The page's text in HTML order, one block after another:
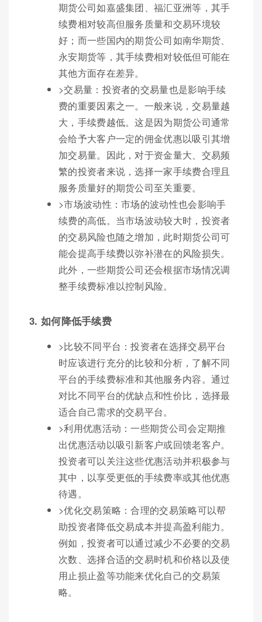
期货公司如嘉盛集团、福汇亚洲等，其手
续费相对较高但服务质量和交易环境较
好；而一些国内的期货公司如南华期货、
永安期货等，其手续费相对较低但可能在
其他方面存在差异。
>交易量：投资者的交易量也是影响手续
费的重要因素之一。一般来说，交易量越
大，手续费越低。这是因为期货公司通常
会给予大客户一定的佣金优惠以吸引其增
加交易量。因此，对于资金量大、交易频
繁的投资者来说，选择一家手续费合理且
服务质量好的期货公司至关重要。
>市场波动性：市场的波动性也会影响手
续费的高低。当市场波动较大时，投资者
的交易风险也随之增加，此时期货公司可
能会提高手续费以弥补潜在的风险损失。
此外，一些期货公司还会根据市场情况调
整手续费标准以控制风险。
3. 如何降低手续费
>比较不同平台：投资者在选择交易平台
时应该进行充分的比较和分析，了解不同
平台的手续费标准和其他服务内容。通过
对比不同平台的优缺点和性价比，选择最
适合自己需求的交易平台。
>利用优惠活动：一些期货公司会定期推
出优惠活动以吸引新客户或回馈老客户。
投资者可以关注这些优惠活动并积极参与
其中，以享受更低的手续费率或其他优惠
待遇。
>优化交易策略：合理的交易策略可以帮
助投资者降低交易成本并提高盈利能力。
例如，投资者可以通过减少不必要的交易
次数、选择合适的交易时机和价格以及使
用止损止盈等功能来优化自己的交易策
略。